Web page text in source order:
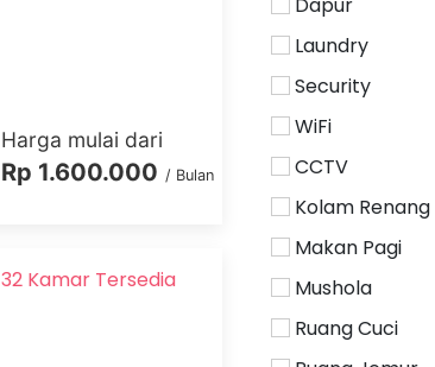
Harga mulai dari
Rp 1.600.000 / Bulan
32 Kamar Tersedia
Laundry
Security
WiFi
CCTV
Kolam Renang
Makan Pagi
Mushola
Ruang Cuci